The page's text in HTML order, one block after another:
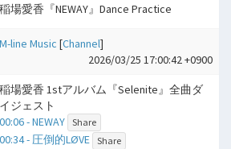
稲場愛香『NEWAY』Dance Practice
M-line Music [Channel]
2026/03/25 17:00:42 +0900
稲場愛香 1stアルバム『Selenite』全曲ダ
イジェスト
00:06 - NEWAY Share
00:34 - 圧倒的LØVE Share